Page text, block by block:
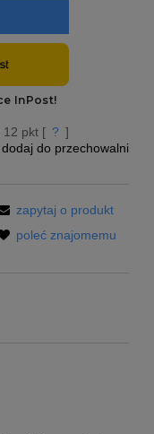
12 pkt [ ? ]
dodaj do przechowalni
zapytaj o produkt
poleć znajomemu